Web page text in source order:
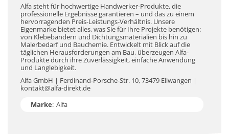
Alfa steht für hochwertige Handwerker-Produkte, die
professionelle Ergebnisse garantieren – und das zu einem
hervorragenden Preis-Leistungs-Verhältnis. Unsere
Eigenmarke bietet alles, was Sie für Ihre Projekte benötigen:
von Klebebändern und Dichtungsmaterialien bis hin zu
Malerbedarf und Bauchemie. Entwickelt mit Blick auf die
täglichen Herausforderungen am Bau, überzeugen Alfa-
Produkte durch ihre Zuverlässigkeit, einfache Anwendung
und Langlebigkeit.
Alfa GmbH | Ferdinand-Porsche-Str. 10, 73479 Ellwangen |
kontakt@alfa-direkt.de
Marke: Alfa